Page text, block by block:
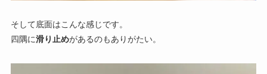
そして底面はこんな感じです。
四隅に滑り止めがあるのもありがたい。